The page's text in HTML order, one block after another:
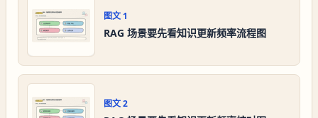
图文 1
RAG 场景要先看知识更新频率流程图
图文2